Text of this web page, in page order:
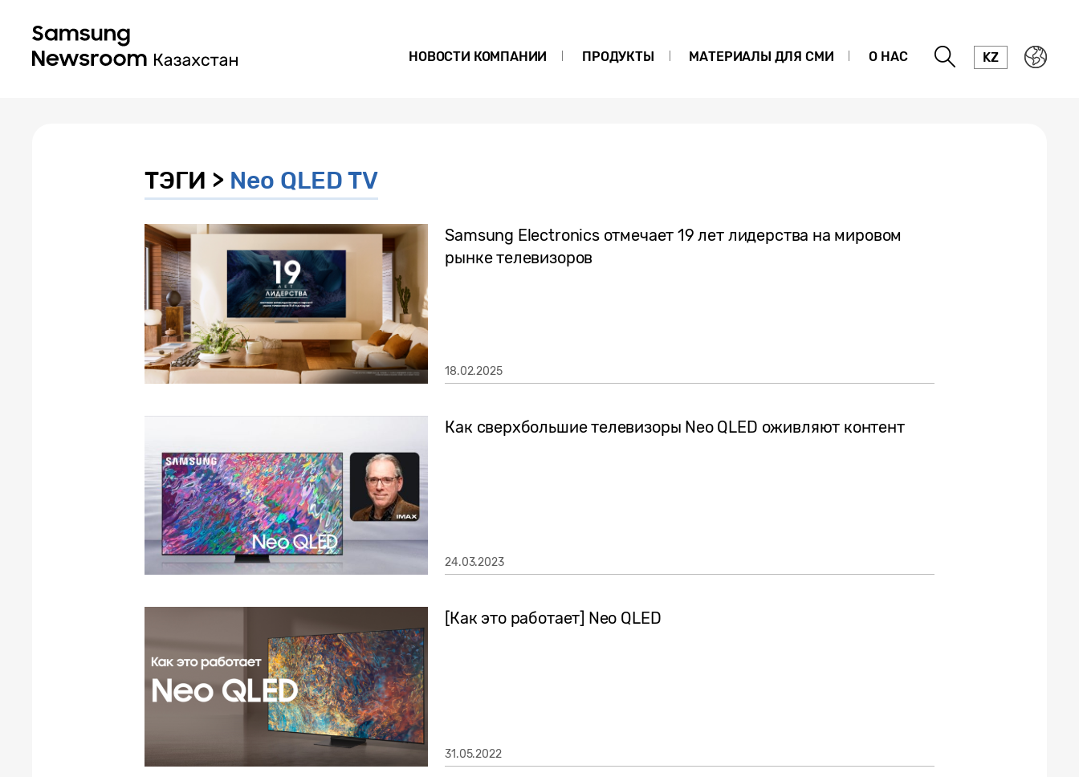
НОВОСТИ КОМПАНИИ ПРОДУКТЫ МАТЕРИАЛЫ ДЛЯ СМИ О НАС KZ
ТЭГИ > Neo QLED TV
Samsung Electronics отмечает 19 лет лидерства на мировом
рынке телевизоров
18.02.2025
Как сверхбольшие телевизоры Neo QLED оживляют контент
24.03.2023
[Как это работает] Neo QLED
31.05.2022